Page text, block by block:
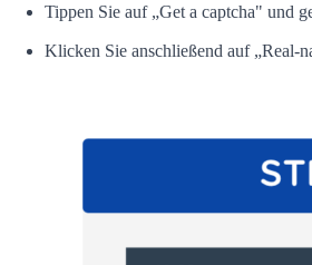
Tippen Sie auf „Get a captcha" und
Klicken Sie anschließend auf „Real-